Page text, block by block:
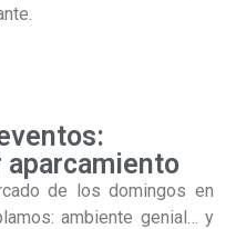
de los domingos en
ambiente genial… y